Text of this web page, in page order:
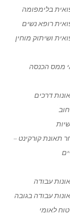
בלימפומה
רופא נשים
ושיתוק מוחין
ממס הכנסה
דרכים
תאונת קורקינט –
עבודה
עבודה בגובה
לאומי